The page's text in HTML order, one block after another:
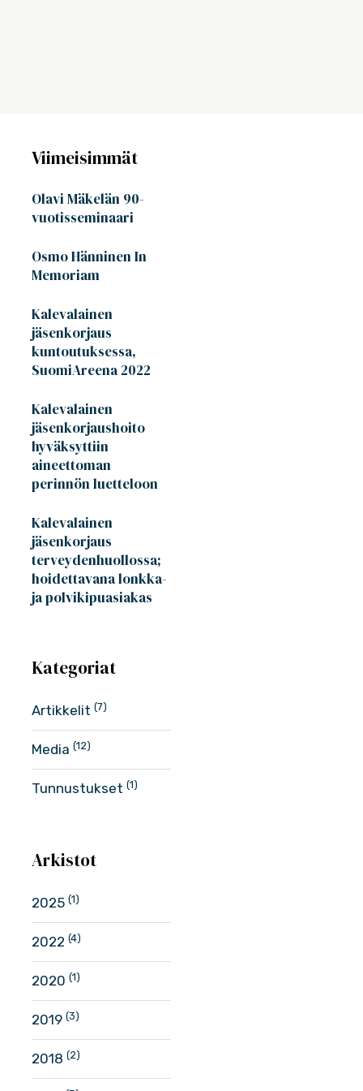
Kansanedustaja
vaatii: Kalevalainen
jäsenkorjaus ja
kuppaus julkiseen
Viimeisimmät
Olavi Mäkelän 90-
vuotisseminaari
Osmo Hänninen In
Memoriam
Kalevalainen
jäsenkorjaus
kuntoutuksessa,
SuomiAreena 2022
Kalevalainen
jäsenkorjaushoito
hyväksyttiin
aineettoman
perinnön luetteloon
Kalevalainen
jäsenkorjaus
terveydenhuollossa;
hoidettavana lonkka-
ja polvikipuasiakas
Kategoriat
Artikkelit (7)
Media (12)
Tunnustukset (1)
Arkistot
2025 (1)
2022 (4)
2020 (1)
2019 (3)
2018 (2)